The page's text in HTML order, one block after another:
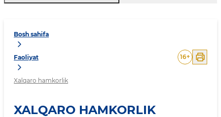
Bosh sahifa
Faoliyat
Xalqaro hamkorlik
16+
XALQARO HAMKORLIK